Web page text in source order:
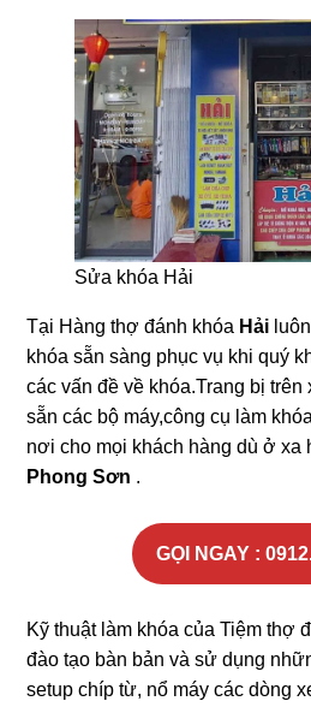
Sửa khóa Hải
Tại Hàng thợ đánh khóa Hải
khóa sẵn sàng phục vụ khi quý
các vấn đề về khóa.Trang bị
sẵn các bộ máy,công cụ làm
nơi cho mọi khách hàng dù ở xa
Phong Sơn .
GỌI NGAY :
Kỹ thuật làm khóa của Tiệm thợ
đào tạo bàn bản và sử dụng
setup chíp từ, nổ máy các dòng